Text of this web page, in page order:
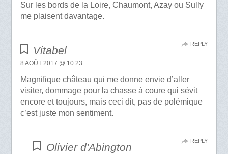
Sur les bords de la Loire, Chaumont, Azay ou Sully
me plaisent davantage.
Vitabel
8 AOÛT 2017 @ 10:23
Magnifique château qui me donne envie d’aller
visiter, dommage pour la chasse à coure qui sévit
encore et toujours, mais ceci dit, pas de polémique
c’est juste mon sentiment.
REPLY
Olivier d'Abington
REPLY